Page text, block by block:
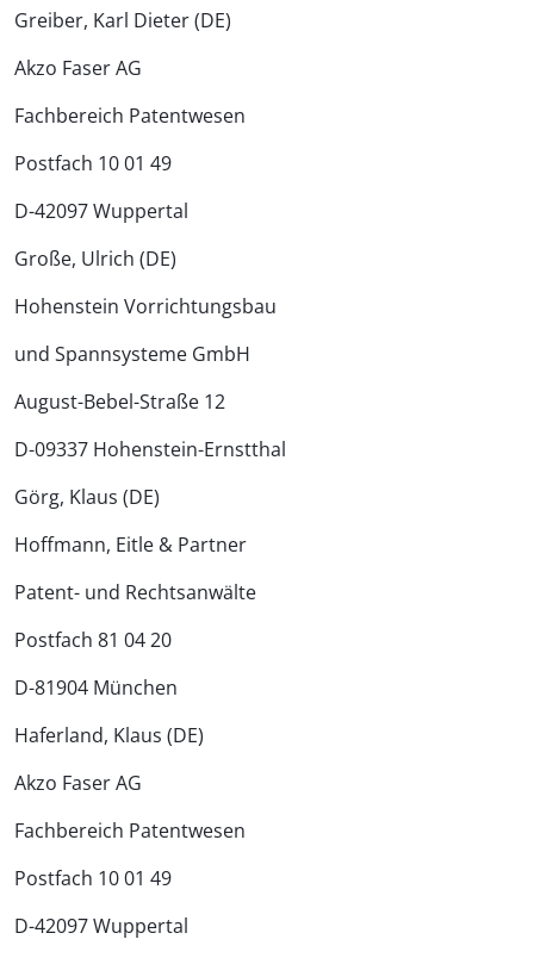
Greiber, Karl Dieter (DE)
Akzo Faser AG
Fachbereich Patentwesen
Postfach 10 01 49
D-42097 Wuppertal
Große, Ulrich (DE)
Hohenstein Vorrichtungsbau
und Spannsysteme GmbH
August-Bebel-Straße 12
D-09337 Hohenstein-Ernstthal
Görg, Klaus (DE)
Hoffmann, Eitle & Partner
Patent- und Rechtsanwälte
Postfach 81 04 20
D-81904 München
Haferland, Klaus (DE)
Akzo Faser AG
Fachbereich Patentwesen
Postfach 10 01 49
D-42097 Wuppertal